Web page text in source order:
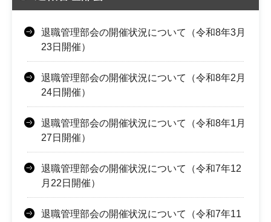
退職管理部会の開催状況について（令和8年3月
23日開催）
退職管理部会の開催状況について（令和8年2月
24日開催）
退職管理部会の開催状況について（令和8年1月
27日開催）
退職管理部会の開催状況について（令和7年12
月22日開催）
退職管理部会の開催状況について（令和7年11